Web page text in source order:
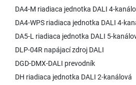
DA4-M riadiaca jednotka DALI 4-
DA4-WPS riadiaca jednotka DALI 4-
DA5-L riadiaca jednotka DALI 5-
DLP-04R napájací zdroj DALI
DGD-DMX-DALI prevodník
DH riadiaca jednotka DALI 2-kanálová